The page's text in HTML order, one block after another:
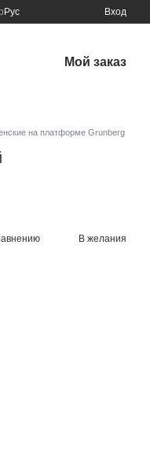
Рус Вход
Мой заказ
на платформе Grunberg
В желания